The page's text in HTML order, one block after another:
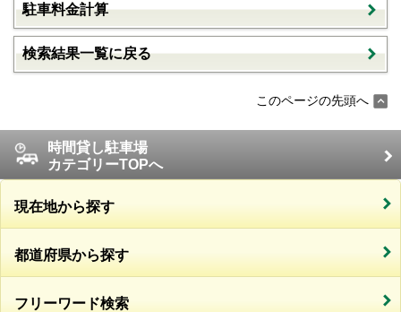
駐車料金計算
検索結果一覧に戻る
このページの先頭へ
時間貸し駐車場
カテゴリーTOPへ
現在地から探す
都道府県から探す
フリーワード検索